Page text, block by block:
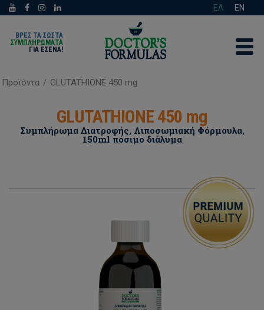
ΕΛ EN
ΒΡΕΣ ΤΑ ΣΩΣΤΑ
ΣΥΜΠΛΗΡΩΜΑΤΑ
ΓΙΑ ΕΣΈΝΑ!
Προϊόντα / GLUTATHIONE 450 mg
GLUTATHIONE 450 mg
Συμπλήρωμα Διατροφής, Λιποσωμιακή Φόρμουλα,
150ml πόσιμο διάλυμα